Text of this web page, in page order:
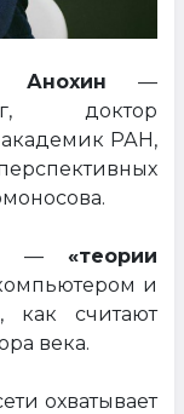
Анохин —
доктор
РАН,
— «теории
и
как считают
века.
охватывает